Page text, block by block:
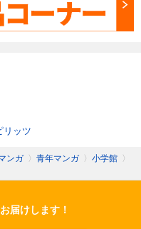
リッツ
ンガ 〉 青年マンガ 〉 小学館 〉
届けします！